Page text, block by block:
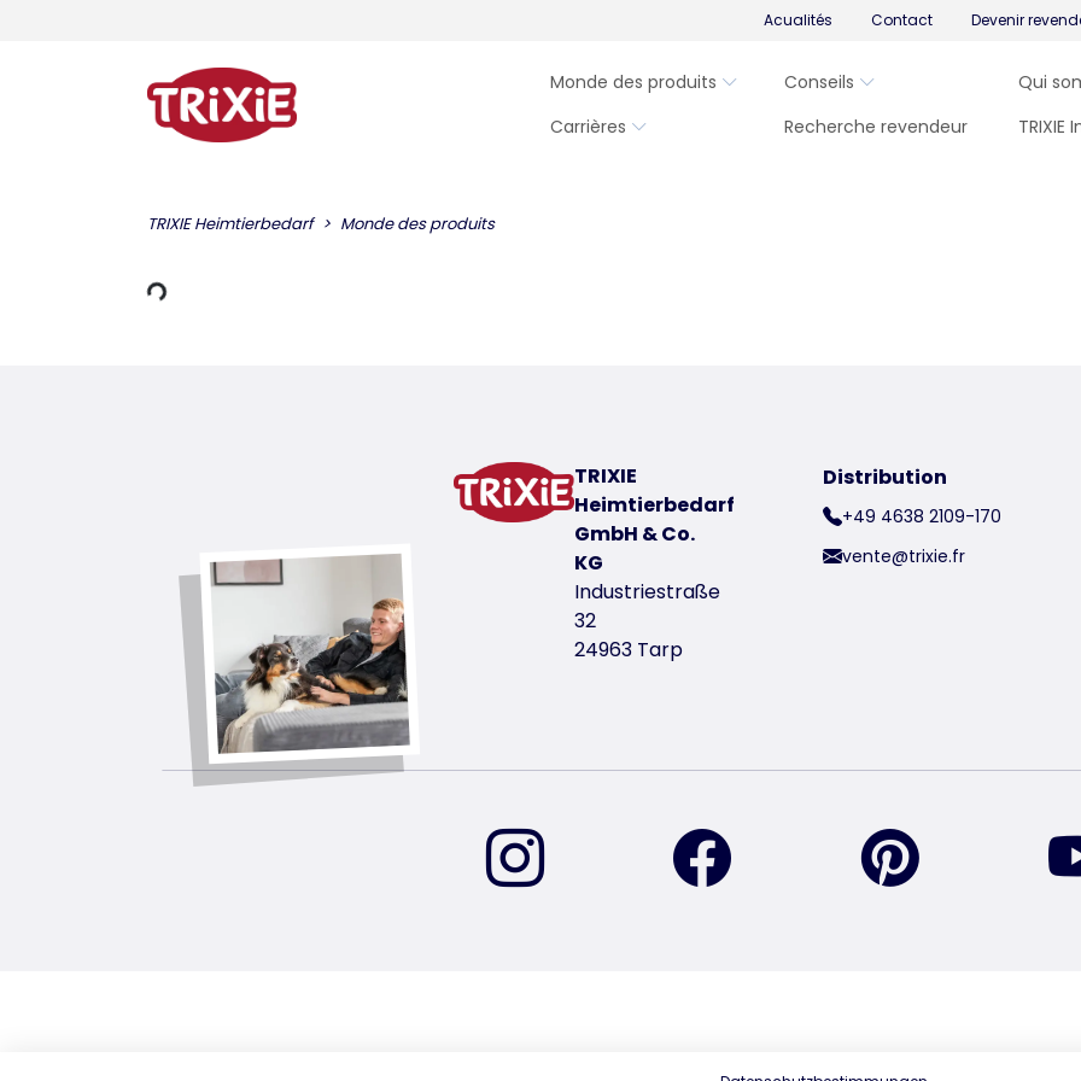
Acualités Contact Devenir
Monde des produits Conseils
Qui
Carrières
Recherche revendeur TRIXIE
TRIXIE Heimtierbedarf Monde des produits
des données
TRIXIE
Heimtierbedarf
GmbH & Co.
KG
Industriestraße
32
24963 Tarp
Distribution
+49 4638 2109-170
vente@trixie.fr
retrouvez-nous sur Instagramretrouvez-nous sur Facebook
retrouvez-